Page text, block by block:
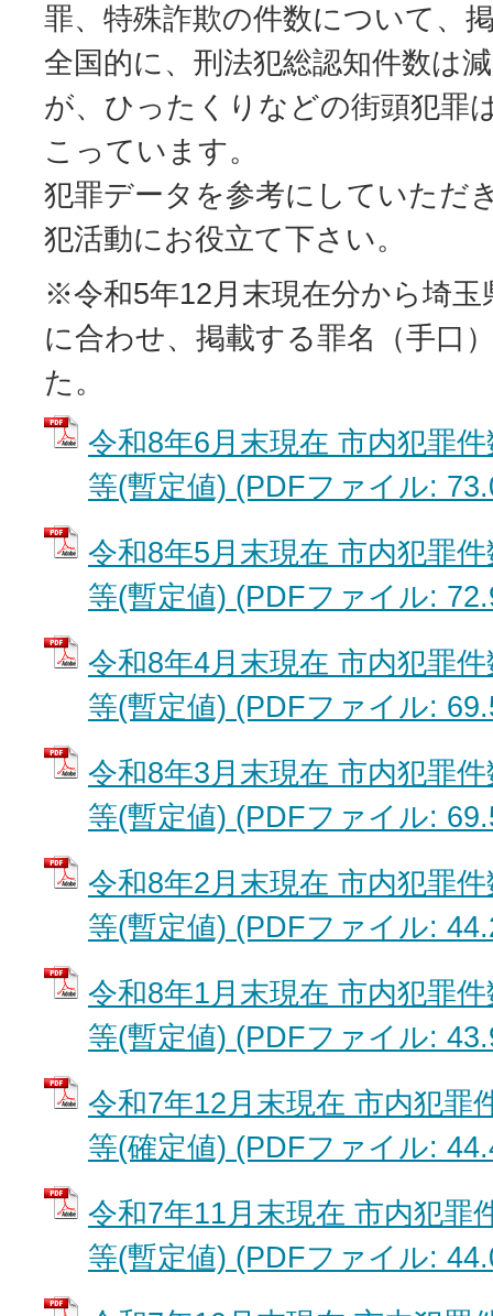
罪、特殊詐欺の件数について、
全国的に、刑法犯総認知件数は
が、ひったくりなどの街頭犯罪
こっています。
犯罪データを参考にしていただ
犯活動にお役立て下さい。
※令和5年12月末現在分から埼玉
に合わせ、掲載する罪名（手口
た。
令和8年6月末現在 市内犯罪
等(暫定値) (PDFファイル:
令和8年5月末現在 市内犯罪
等(暫定値) (PDFファイル:
令和8年4月末現在 市内犯罪
等(暫定値) (PDFファイル:
令和8年3月末現在 市内犯罪
等(暫定値) (PDFファイル:
令和8年2月末現在 市内犯罪
等(暫定値) (PDFファイル:
令和8年1月末現在 市内犯罪
等(暫定値) (PDFファイル:
令和7年12月末現在 市内犯罪
等(確定値) (PDFファイル:
令和7年11月末現在 市内犯罪
等(暫定値) (PDFファイル: